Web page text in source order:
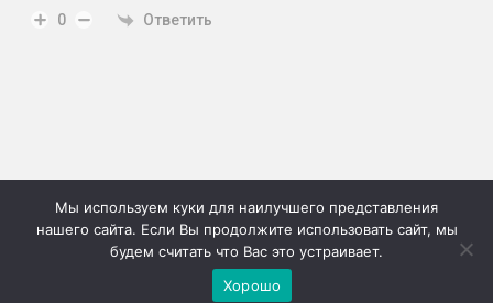
0 Ответить
©2026г. "Сию" Сервис коммерческих публикаций
Меню
Мы используем куки для наилучшего представления
нашего сайта. Если Вы продолжите использовать сайт, мы
будем считать что Вас это устраивает.
Хорошо